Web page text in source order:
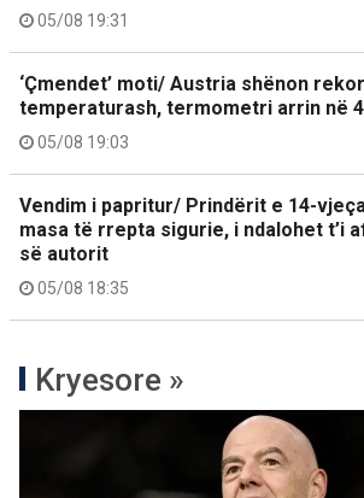
05/08 19:31
‘Çmendet’ moti/ Austria shënon
temperaturash, termometri arrin në
05/08 19:03
Vendim i papritur/ Prindërit e 14-
masa të rrepta sigurie, i ndalohet t’i
së autorit
05/08 18:35
Kryesore »